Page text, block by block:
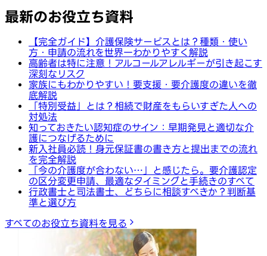
最新のお役立ち資料
【完全ガイド】介護保険サービスとは？種類・使い
方・申請の流れを世界一わかりやすく解説
高齢者は特に注意！アルコールアレルギーが引き起こす
深刻なリスク
家族にもわかりやすい！要支援・要介護度の違いを徹
底解説
「特別受益」とは？相続で財産をもらいすぎた人への
対処法
知っておきたい認知症のサイン：早期発見と適切な介
護につなげるために
新入社員必読！身元保証書の書き方と提出までの流れ
を完全解説
「今の介護度が合わない…」と感じたら。要介護認定
の区分変更申請、最適なタイミングと手続きのすべて
行政書士と司法書士、どちらに相談すべきか？判断基
準と選び方
すべてのお役立ち資料を見る